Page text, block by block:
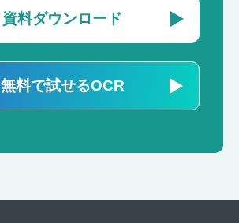
資料ダウンロード
無料で試せるOCR